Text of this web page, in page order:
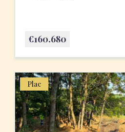
€160.680
Plac